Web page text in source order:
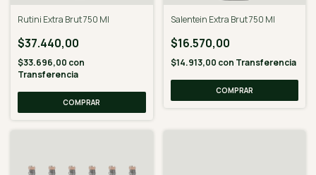
Rutini Extra Brut 750 Ml
$37.440,00
$33.696,00 con
Transferencia
Salentein Extra Brut 750 Ml
$16.570,00
$14.913,00 con Transferencia